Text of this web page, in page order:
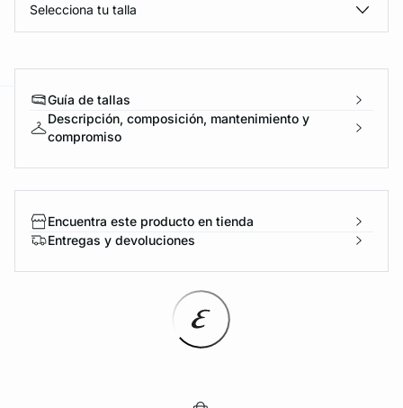
Selecciona tu talla
Guía de tallas
Descripción, composición, mantenimiento y
compromiso
Encuentra este producto en tienda
Entregas y devoluciones